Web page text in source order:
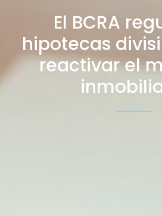
El BCRA
hipotecas
reactivar el